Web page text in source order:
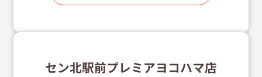
セン北駅前プレミアヨコハマ店